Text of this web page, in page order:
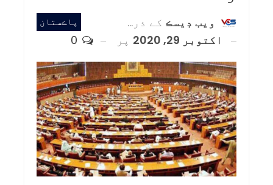
پاڪستان ويب ڊيسڪ کے ذریعہ
اکتوبر 29, 2020
پر